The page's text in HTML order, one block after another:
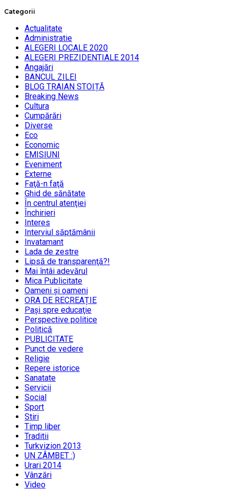
Categorii
Actualitate
Administratie
ALEGERI LOCALE 2020
ALEGERI PREZIDENTIALE 2014
Angajări
BANCUL ZILEI
BLOG TRAIAN STOIȚĂ
Breaking News
Cultura
Cumpărări
Diverse
Eco
Economic
EMISIUNI
Eveniment
Externe
Faţă-n faţă
Ghid de sănătate
În centrul atenţiei
Închirieri
Interes
Interviul săptămânii
Invatamant
Lada de zestre
Lipsă de transparenţă?!
Mai întâi adevărul
Mica Publicitate
Oameni şi oameni
ORA DE RECREAȚIE
Paşi spre educaţie
Perspective politice
Politică
PUBLICITATE
Punct de vedere
Religie
Repere istorice
Sanatate
Servicii
Social
Sport
Stiri
Timp liber
Traditii
Turkvizion 2013
UN ZÂMBET :)
Urari 2014
Vânzări
Video